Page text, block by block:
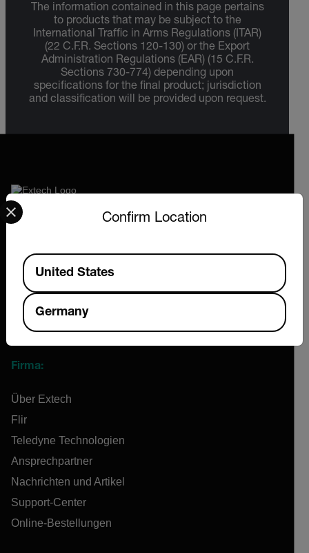
The information contained in this page pertains
to products that may be subject to the
International Traffic in Arms Regulations (ITAR)
(22 C.F.R. Sections 120-130) or the Export
Administration Regulations (EAR) (15 C.F.R.
Sections 730-774) depending upon
specifications for the final product; jurisdiction
and classification will be provided upon request.
2026 © Extech All rights reserved.
Firma:
Über Extech
Flir
Teledyne Technologien
Ansprechpartner
Nachrichten und Artikel
Support-Center
Online-Bestellungen
Confirm Location
Select your preferred country and language from the
Available Locations
United States
Germany